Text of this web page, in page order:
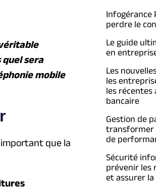
quel sera
mobile
important que la
Infogérance
perdre le
Le guide
en
Les
les
les récentes
bancaire
Gestion de
transformer
de
Sécurité
prévenir les
et assurer